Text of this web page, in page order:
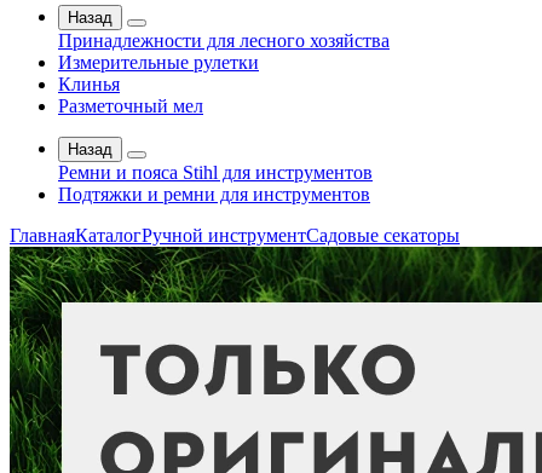
Назад
Принадлежности для лесного хозяйства
Измерительные рулетки
Клинья
Разметочный мел
Назад
Ремни и пояса Stihl для инструментов
Подтяжки и ремни для инструментов
ГлавнаяКаталогРучной инструментСадовые секаторы